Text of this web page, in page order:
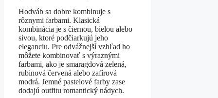
Hodváb sa dobre kombinuje s
rôznymi farbami. Klasická
kombinácia je s čiernou, bielou alebo
sivou, ktoré podčiarkujú jeho
eleganciu. Pre odvážnejší vzhľad ho
môžete kombinovať s výraznými
farbami, ako je smaragdová zelená,
rubínová červená alebo zafírová
modrá. Jemné pastelové farby zase
dodajú outfitu romantický nádych.